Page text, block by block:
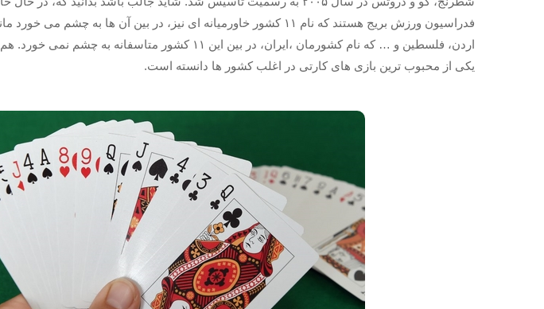
فدراسیون ورزش بریج هستند که نام ۱۱ کشور خاورمیانه ای نیز، در بین آن ها به
اردن، فلسطین و … که نام کشورمان ،ایران، در بین این ۱۱ کشور متاسفانه به چشم نمی خورد. هم اکنون
یکی از محبوب ترین بازی های کارتی در اغلب کشور ها دانسته است.